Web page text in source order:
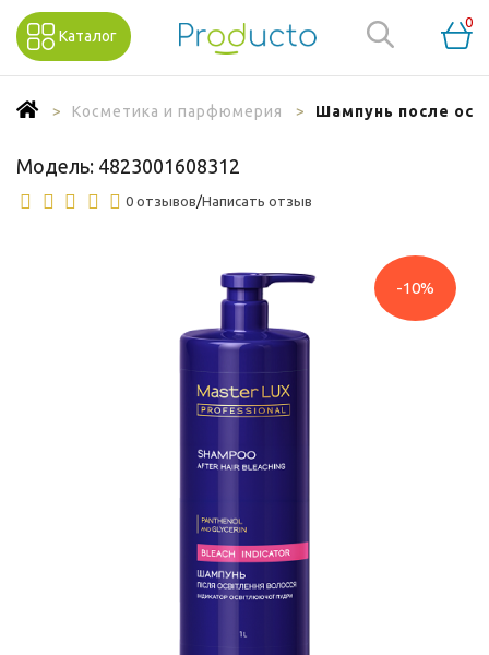
Каталог
0
Косметика и парфюмерия Шампунь после
Модель: 4823001608312
0 отзывов/Написать отзыв
-10%